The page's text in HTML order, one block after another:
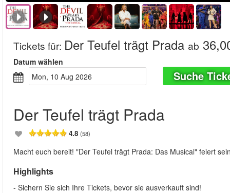
Tickets für: Der Teufel trägt Prada ab
Datum wählen
Mon, 10 Aug 2026
Suche
Der Teufel trägt Prada
4.8 (58)
Macht euch bereit! "Der Teufel trägt Prada: Das Musical" feiert
Highlights
- Sichern Sie sich Ihre Tickets, bevor sie ausverkauft sind!